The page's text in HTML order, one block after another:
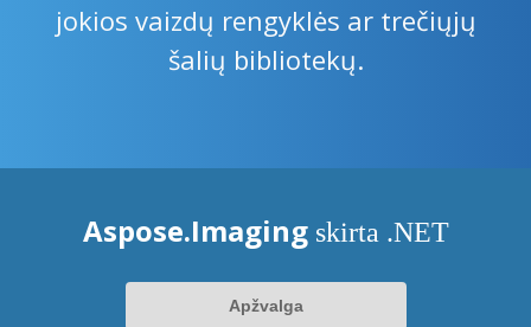
jokios vaizdų rengyklės ar trečiųjų
šalių bibliotekų.
Aspose.Imaging skirta .NET
Apžvalga